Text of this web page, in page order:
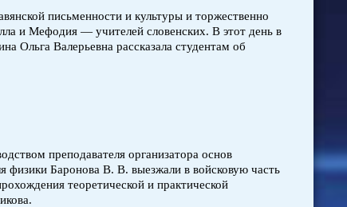
письменности и культуры и торжественно
и Мефодия — учителей словенских. В этот день в
Валерьевна рассказала студентам об
преподавателя организатора основ
физики Баронова В. В. выезжали в войсковую часть
теоретической и практической